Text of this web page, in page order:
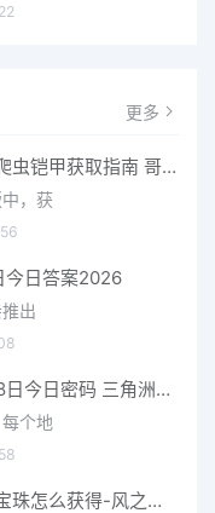
更多
哥特王朝重制版爬虫铠甲获取指南 哥特王朝重制版爬虫铠甲获取方法
，获
今日答案2026
出
三角洲行动6月18日今日密码 三角洲行动2026年6月18今日摩斯密码分享
个地
风之国世界次元宝珠怎么获得-风之国世界次元宝珠获取方法介绍